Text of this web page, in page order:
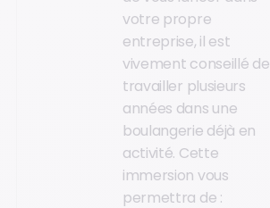
votre propre
entreprise, il est
vivement conseillé de
travailler plusieurs
années dans une
boulangerie déjà en
activité. Cette
immersion vous
permettra de :